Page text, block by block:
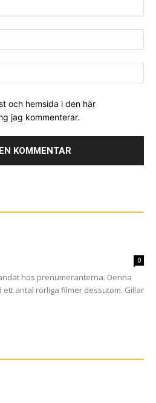
och hemsida i den här
jag kommenterar.
0
hos prenumeranterna. Denna
ett antal rörliga filmer dessutom. Gillar